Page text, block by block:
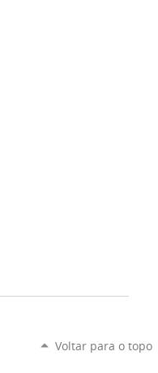
Voltar para o topo